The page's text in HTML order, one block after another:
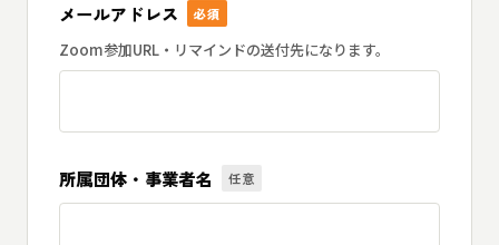
メールアドレス 必須
Zoom参加URL・リマインドの送付先になります。
所属団体・事業者名 任意